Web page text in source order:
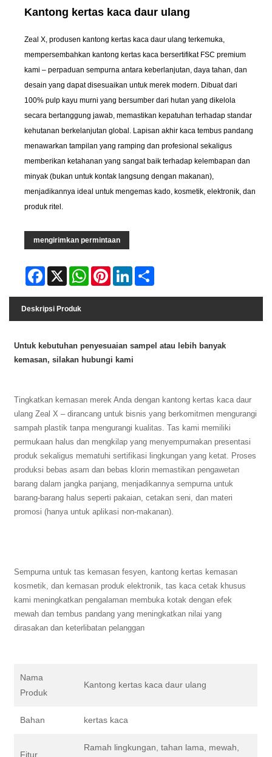
Kantong kertas kaca daur ulang
Zeal X, produsen kantong kertas kaca daur ulang terkemuka,
mempersembahkan kantong kertas kaca bersertifikat FSC premium
kami – perpaduan sempurna antara keberlanjutan, daya tahan, dan
desain yang dapat disesuaikan untuk merek modern. Dibuat dari
100% pulp kayu murni yang bersumber dari hutan yang dikelola
secara bertanggung jawab, memastikan kepatuhan terhadap standar
kehutanan berkelanjutan global. Lapisan akhir kaca tembus pandang
menawarkan tampilan yang ramping dan profesional sekaligus
memberikan ketahanan yang sangat baik terhadap kelembapan dan
minyak (bukan untuk kontak langsung dengan makanan),
menjadikannya ideal untuk mengemas kado, kosmetik, elektronik, dan
produk ritel.
mengirimkan permintaan
Facebook
X WhatsAppPinterestLinkedIn
Deskripsi Produk
Untuk kebutuhan penyesuaian sampel atau lebih banyak
kemasan, silakan hubungi kami
Tingkatkan kemasan merek Anda dengan kantong kertas kaca daur
ulang Zeal X – dirancang untuk bisnis yang berkomitmen mengurangi
sampah plastik tanpa mengurangi kualitas. Tas kami memiliki
permukaan halus dan mengkilap yang menyempurnakan presentasi
produk sekaligus mematuhi sertifikasi lingkungan yang ketat. Proses
produksi bebas asam dan bebas klorin memastikan pengawetan
barang dalam jangka panjang, menjadikannya sempurna untuk
barang-barang halus seperti pakaian, cetakan seni, dan materi
promosi (hanya untuk aplikasi non-makanan).
Sempurna untuk tas kemasan fesyen, kantong kertas kemasan
kosmetik, dan kemasan produk elektronik, tas kaca cetak khusus
kami meningkatkan pengalaman membuka kotak dengan efek
mewah dan tembus pandang yang meningkatkan nilai yang
dirasakan dan keterlibatan pelanggan
Nama
Produk
Kantong kertas kaca daur ulang
Bahan kertas kaca
Fitur
Ramah lingkungan, tahan lama, mewah,